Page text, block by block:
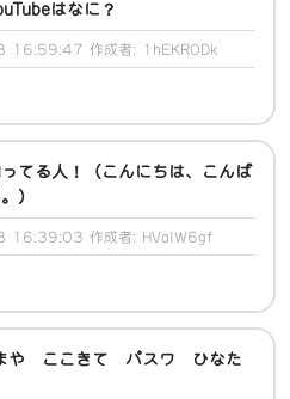
はなに？
作成者: 1hEKRODk
てる人！（こんにちは、こんば
）
作成者: HVaIW6gf
や ここきて パスワ ひなた